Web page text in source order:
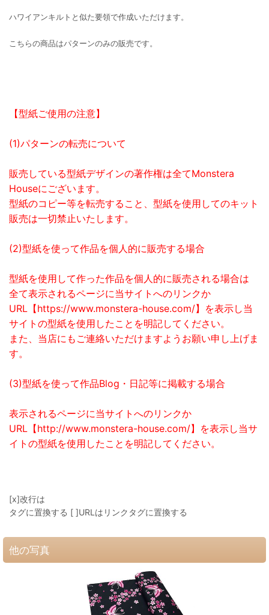
ハワイアンキルトと似た要領で作成いただけます。
こちらの商品はパターンのみの販売です。
【型紙ご使用の注意】
(1)パターンの転売について
販売している型紙デザインの著作権は全てMonstera
Houseにございます。
型紙のコピー等を転売すること、型紙を使用してのキット
販売は一切禁止いたします。
(2)型紙を使って作品を個人的に販売する場合
型紙を使用して作った作品を個人的に販売される場合は
全て表示されるページに当サイトへのリンクか
URL【https://www.monstera-house.com/】を表示し当
サイトの型紙を使用したことを明記してください。
また、当店にもご連絡いただけますようお願い申し上げま
す。
(3)型紙を使って作品Blog・日記等に掲載する場合
表示されるページに当サイトへのリンクか
URL【http://www.monstera-house.com/】を表示し当サ
イトの型紙を使用したことを明記してください。
[x]改行は
タグに置換する [ ]URLはリンクタグに置換する
他の写真